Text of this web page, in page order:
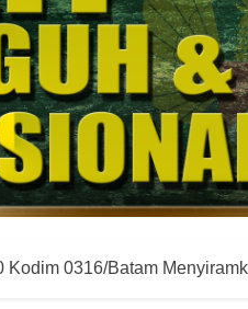
0316/Batam